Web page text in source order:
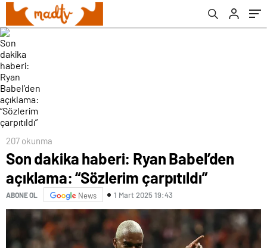
207 okunma
Son dakika haberi: Ryan Babel’den
açıklama: “Sözlerim çarpıtıldı”
ABONE OL News 1 Mart 2025 19:43